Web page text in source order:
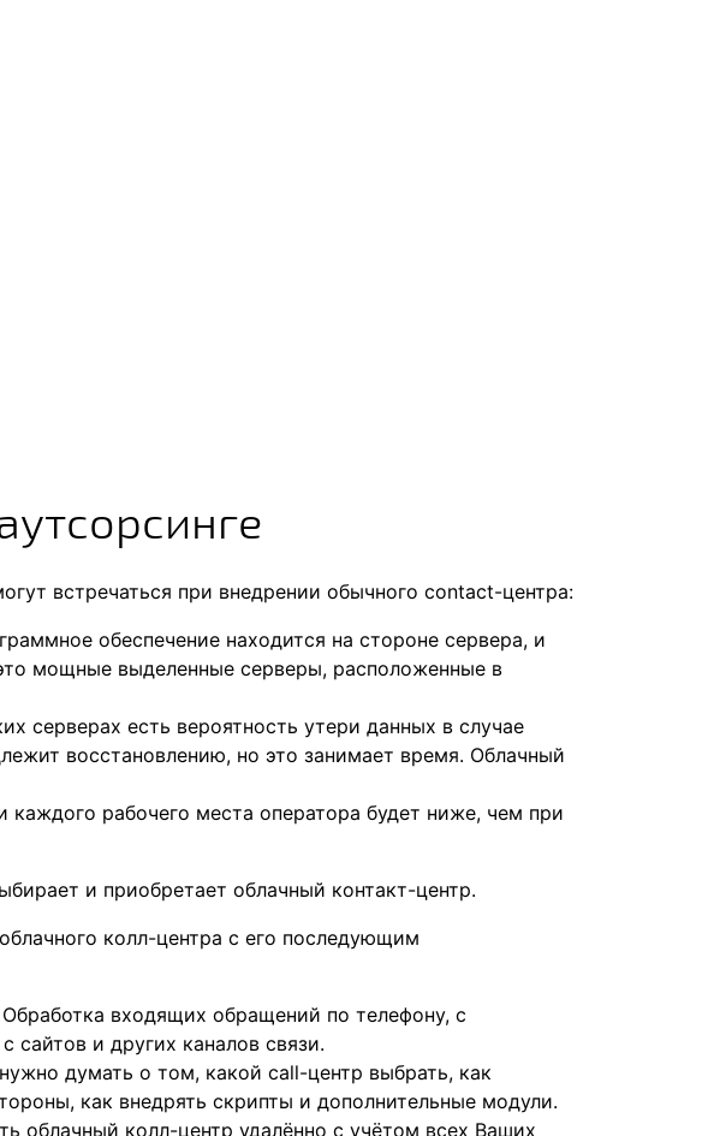
встречаться при внедрении обычного contact-центра:
обеспечение находится на стороне сервера, и
мощные выделенные серверы, расположенные в
серверах есть вероятность утери данных в случае
восстановлению, но это занимает время. Облачный
каждого рабочего места оператора будет ниже, чем при
и приобретает облачный контакт-центр.
колл-центра с его последующим
входящих обращений по телефону, с
и других каналов связи.
думать о том, какой call-центр выбрать, как
как внедрять скрипты и дополнительные модули.
облачный колл-центр удалённо с учётом всех Ваших